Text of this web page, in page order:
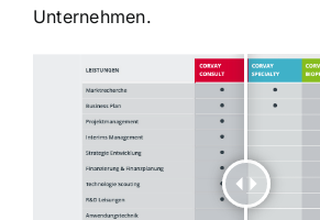
Unternehmen.